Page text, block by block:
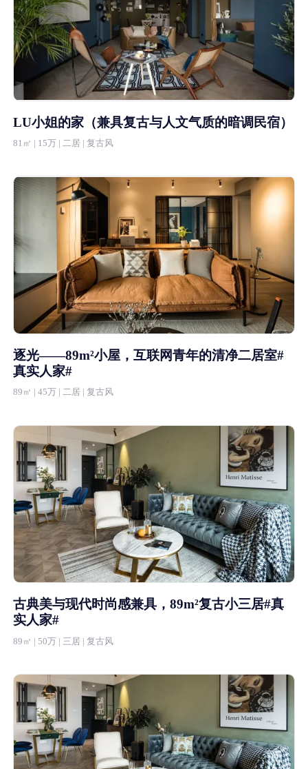
LU小姐的家（兼具复古与人文气质的暗调民宿）
81㎡ | 15万 | 二居 | 复古风
逐光——89m²小屋，互联网青年的清净二居室#
真实人家#
89㎡ | 45万 | 二居 | 复古风
古典美与现代时尚感兼具，89m²复古小三居#真
实人家#
89㎡ | 50万 | 三居 | 复古风